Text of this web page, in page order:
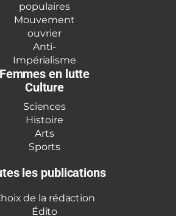
populaires
Mouvement
ouvrier
Anti-
Impérialisme
Femmes en lutte
Culture
Sciences
Histoire
Arts
Sports
les publications
de la rédaction
Édito